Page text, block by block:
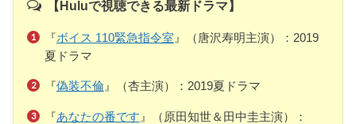
【Huluで視聴できる最新ドラマ】
『ボイス 110緊急指令室 』（唐沢寿明主演）：2019
夏ドラマ
『偽装不倫』（杏主演）：2019夏ドラマ
『あなたの番です 』（原田知世＆田中圭主演）：